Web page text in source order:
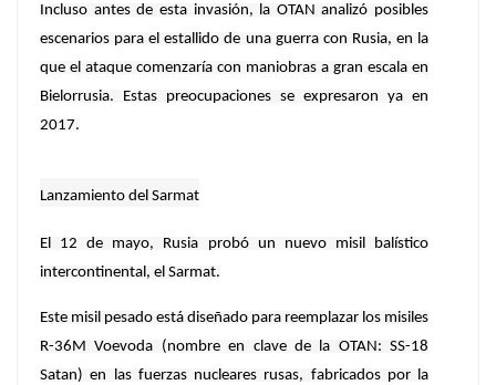
Incluso antes de esta invasión, la OTAN analizó posibles
escenarios para el estallido de una guerra con Rusia, en la
que el ataque comenzaría con maniobras a gran escala en
Bielorrusia. Estas preocupaciones se expresaron ya en
2017.
Lanzamiento del Sarmat
El 12 de mayo, Rusia probó un nuevo misil balístico
intercontinental, el Sarmat.
Este misil pesado está diseñado para reemplazar los misiles
R-36M Voevoda (nombre en clave de la OTAN: SS-18
Satan) en las fuerzas nucleares rusas, fabricados por la